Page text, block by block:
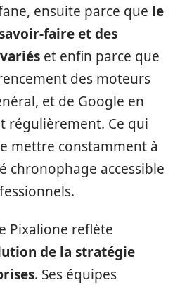
ensuite parce que le
faire et des
et enfin parce que
des moteurs
et de Google en
régulièrement. Ce qui
mettre constamment à
chronophage accessible
Pixalione reflète
de la stratégie
. Ses équipes